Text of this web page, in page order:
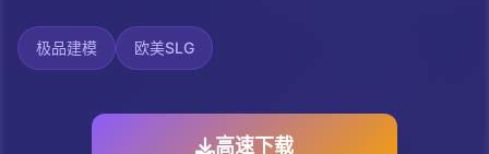
极品建模 欧美SLG
高速下载